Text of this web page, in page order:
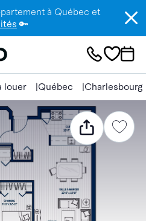
à Québec et
🔑
louer Québec Charlesbourg